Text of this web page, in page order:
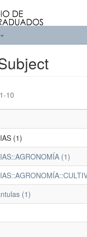
10
(1)
(1)
(1)